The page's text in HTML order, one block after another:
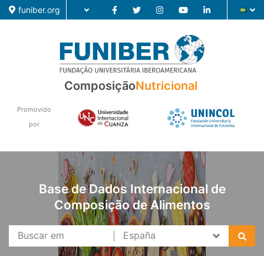
funiber.org
Pesquisa
ComposiçãoNutricional
Promovido
por
Base de Dados Internacional de
Composição de Alimentos